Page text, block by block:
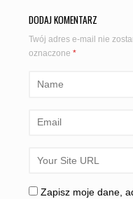
DODAJ KOMENTARZ
Twój adres e-mail nie
oznaczone*
Zapisz moje dane,